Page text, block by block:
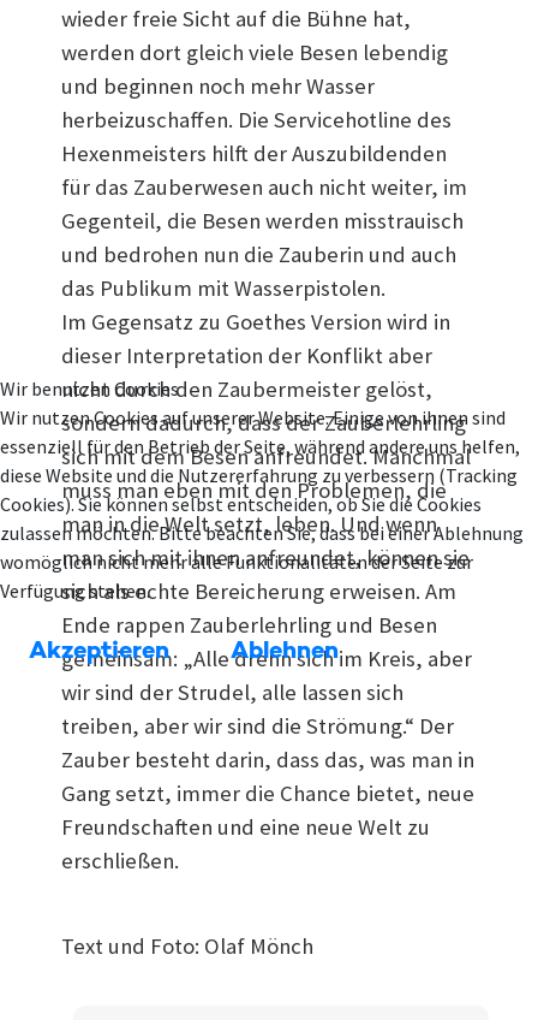
wieder freie Sicht auf die Bühne hat,
werden dort gleich viele Besen lebendig
und beginnen noch mehr Wasser
herbeizuschaffen. Die Servicehotline des
Hexenmeisters hilft der Auszubildenden
für das Zauberwesen auch nicht weiter, im
Gegenteil, die Besen werden misstrauisch
und bedrohen nun die Zauberin und auch
das Publikum mit Wasserpistolen.
Im Gegensatz zu Goethes Version wird in
dieser Interpretation der Konflikt aber
nicht durch den Zaubermeister gelöst,
sondern dadurch, dass der Zauberlehrling
sich mit dem Besen anfreundet. Manchmal
muss man eben mit den Problemen, die
man in die Welt setzt, leben. Und wenn
man sich mit ihnen anfreundet, können sie
sich als echte Bereicherung erweisen. Am
Ende rappen Zauberlehrling und Besen
gemeinsam: „Alle drehn sich im Kreis, aber
wir sind der Strudel, alle lassen sich
treiben, aber wir sind die Strömung.“ Der
Zauber besteht darin, dass das, was man in
Gang setzt, immer die Chance bietet, neue
Freundschaften und eine neue Welt zu
erschließen.
Text und Foto: Olaf Mönch
Wir benutzen Cookies
Wir nutzen Cookies auf unserer Website. Einige von ihnen sind
essenziell für den Betrieb der Seite, während andere uns helfen,
diese Website und die Nutzererfahrung zu verbessern (Tracking
Cookies). Sie können selbst entscheiden, ob Sie die Cookies
zulassen möchten. Bitte beachten Sie, dass bei einer Ablehnung
womöglich nicht mehr alle Funktionalitäten der Seite zur
Verfügung stehen.
Akzeptieren Ablehnen